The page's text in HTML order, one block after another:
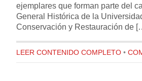
ejemplares que forman parte del
General Histórica de la
Conservación y Restauración de
LEER CONTENIDO COMPLETO •